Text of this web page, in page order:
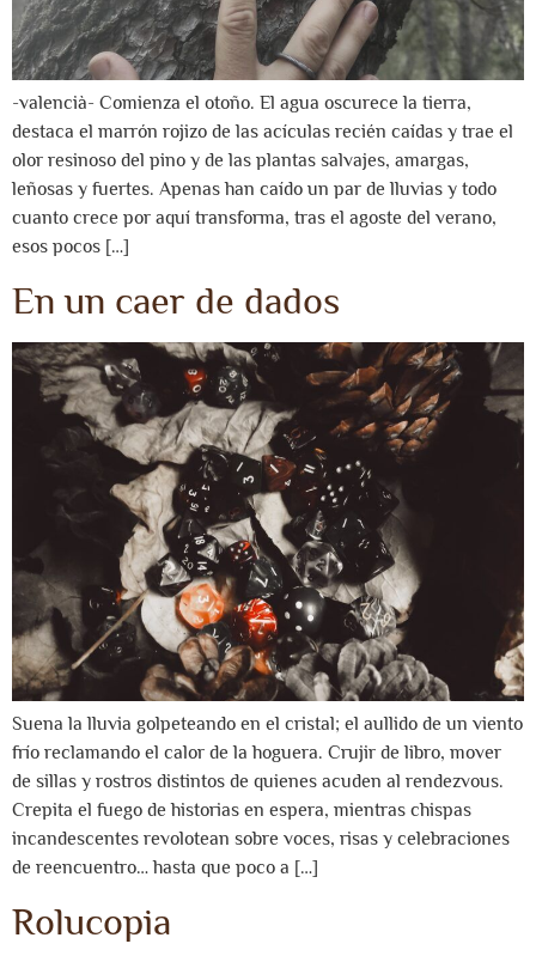
-valencià- Comienza el otoño. El agua oscurece la tierra,
destaca el marrón rojizo de las acículas recién caídas y trae el
olor resinoso del pino y de las plantas salvajes, amargas,
leñosas y fuertes. Apenas han caído un par de lluvias y todo
cuanto crece por aquí transforma, tras el agoste del verano,
esos pocos […]
En un caer de dados
Suena la lluvia golpeteando en el cristal; el aullido de un viento
frío reclamando el calor de la hoguera. Crujir de libro, mover
de sillas y rostros distintos de quienes acuden al rendezvous.
Crepita el fuego de historias en espera, mientras chispas
incandescentes revolotean sobre voces, risas y celebraciones
de reencuentro… hasta que poco a […]
Rolucopia